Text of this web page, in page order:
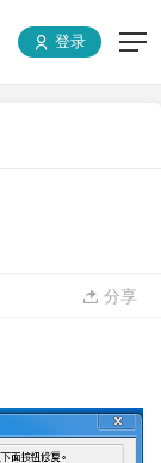
登录
分享